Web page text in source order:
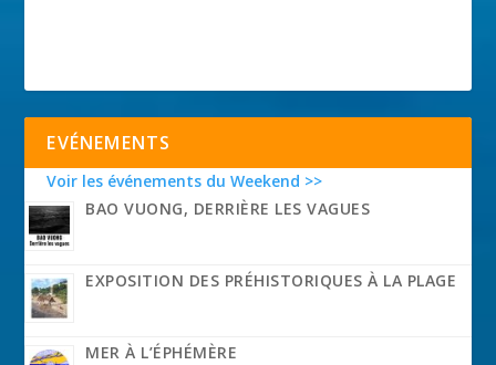
EVÉNEMENTS
Voir les événements du Weekend >>
BAO VUONG, DERRIÈRE LES VAGUES
EXPOSITION DES PRÉHISTORIQUES À LA PLAGE
MER À L’ÉPHÉMÈRE